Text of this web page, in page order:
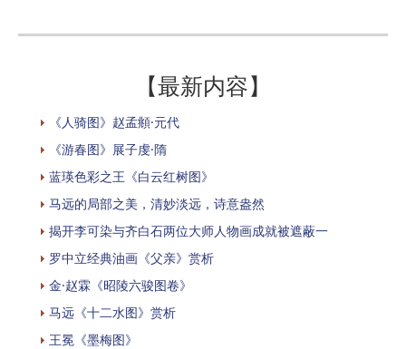
【最新内容】
《人骑图》赵孟頫·元代
《游春图》展子虔·隋
蓝瑛色彩之王《白云红树图》
马远的局部之美，清妙淡远，诗意盎然
揭开李可染与齐白石两位大师人物画成就被遮蔽一
罗中立经典油画《父亲》赏析
金·赵霖《昭陵六骏图卷》
马远《十二水图》赏析
​王冕《墨梅图》